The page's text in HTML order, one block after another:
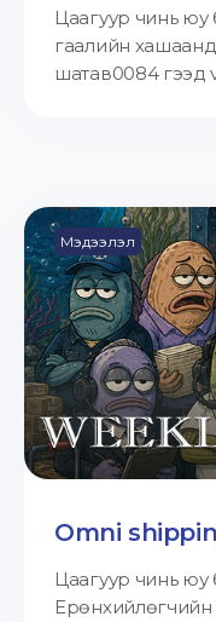
Цаагуур чинь
гаалийн
шатав0084 гээд
Мэдээлэл
Omni
Цаагуур чинь